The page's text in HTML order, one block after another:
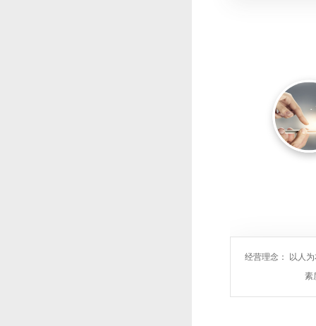
经营理念： 以人
素